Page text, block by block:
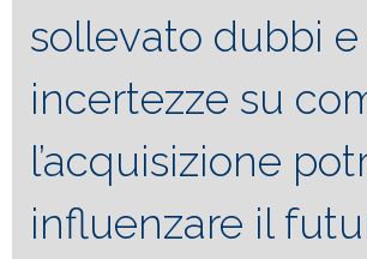
sollevato dubbi e
incertezze su
l’acquisizione
influenzare il